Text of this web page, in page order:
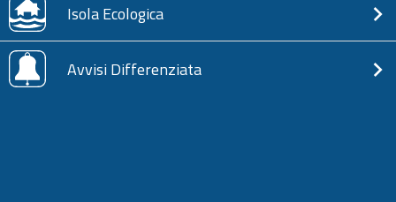
Isola Ecologica
Avvisi Differenziata